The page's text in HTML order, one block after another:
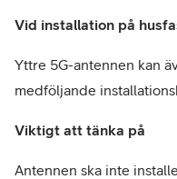
Vid installation på
Yttre 5G-antennen kan
medföljande
Viktigt att tänka på
Antennen ska inte